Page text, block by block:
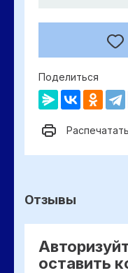
Поделиться
Распечатать
Отзывы
оставить